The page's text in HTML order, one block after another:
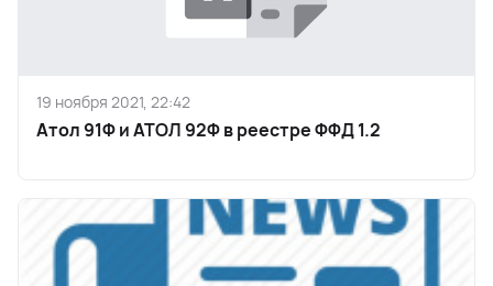
19 ноября 2021, 22:42
Атол 91Ф и АТОЛ 92Ф в реестре ФФД 1.2